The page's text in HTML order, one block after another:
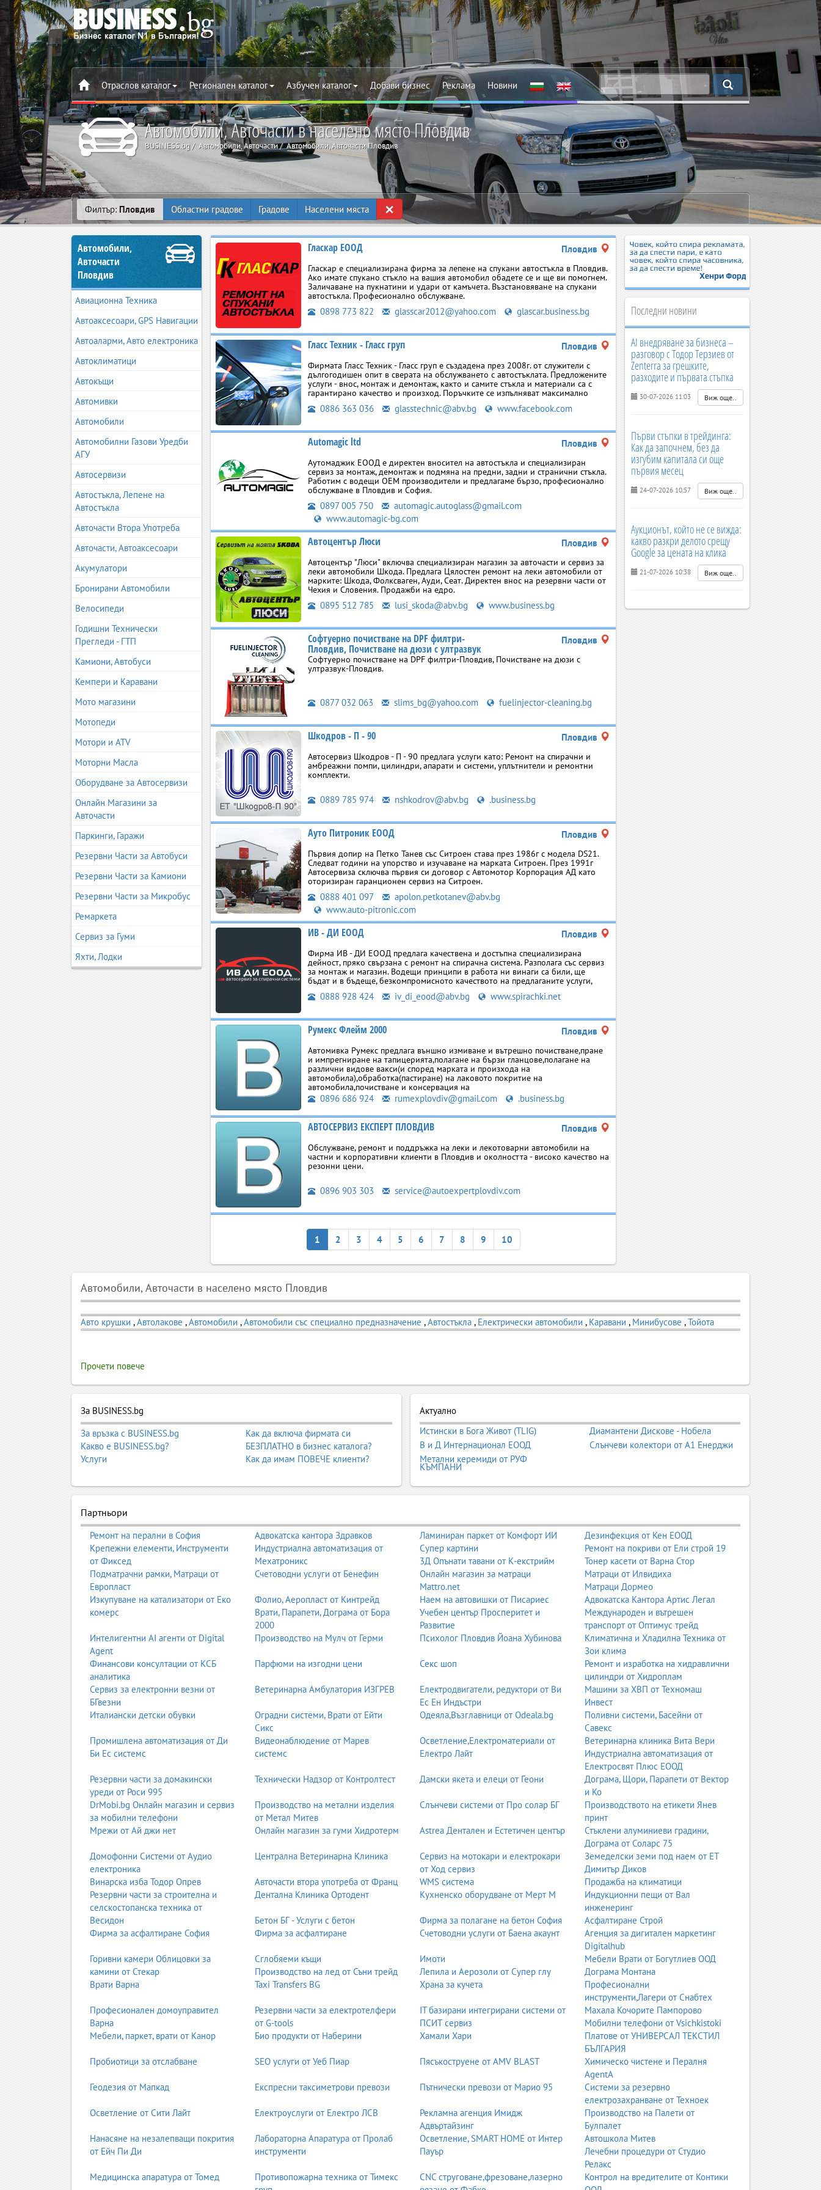
Отраслов каталог Регионален каталог Азбучен каталог Добави бизнес Реклама Новини
Автомобили, Авточасти в населено място Пловдив
BUSINESS.bg Автомобили, Авточасти Автомобили, Авточасти Пловдив
Филтър: Пловдив Областни градове Градове Населени мяста ×
Автомобили,
Авточасти
Пловдив
Авиационна Техника
Автоаксесоари, GPS Навигации
Автоаларми, Авто електроника
Автоклиматици
Автокъщи
Автомивки
Автомобили
Автомобилни Газови Уредби
АГУ
Автосервизи
Автостъкла, Лепене на
Автостъкла
Авточасти Втора Употреба
Авточасти, Автоаксесоари
Акумулатори
Бронирани Автомобили
Велосипеди
Годишни Технически
Прегледи - ГТП
Камиони, Автобуси
Кемпери и Каравани
Мото магазини
Мотопеди
Мотори и ATV
Моторни Масла
Оборудване за Автосервизи
Онлайн Магазини за
Авточасти
Паркинги, Гаражи
Резервни Части за Автобуси
Резервни Части за Камиони
Резервни Части за Микробус
Ремаркета
Сервиз за Гуми
Яхти, Лодки
Гласкар ЕООД Пловдив
Гласкар е специализирана фирма за лепене на спукани автостъкла в Пловдив.
Ако имате спукано стъкло на вашия автомобил обадете се и ще ви помогнем.
Заличаване на пукнатини и удари от камъчета. Възстановяване на спукани
автостъкла. Професионално обслужване.
0898 773 822 glasscar2012@yahoo.com glascar.business.bg
Гласс Техник - Гласс груп Пловдив
Фирмата Гласс Техник - Гласс груп е създадена през 2008г. от служители с
дългогодишен опит в сверата на обслужването с автостъклата. Предложените
услуги - внос, монтаж и демонтаж, както и самите стъкла и материали са с
гарантирано качество и произход. Поръчките се изпълняват максимално
0886 363 036 glasstechnic@abv.bg www.facebook.com
Automagic ltd Пловдив
Аутомаджик ЕООД е директен вносител на автостъкла и специализиран
сервиз за монтаж, демонтаж и подмяна на предни, задни и странични стъкла.
Работим с водещи OEM производители и предлагаме бързо, професионално
обслужване в Пловдив и София.
0897 005 750
automagic.autoglass@gmail.com
www.automagic-bg.com
Автоцентър Люси Пловдив
Автоцентър "Люси" включва специализиран магазин за авточасти и сервиз за
леки автомобили Шкода. Предлага Цялостен ремонт на леки автомобили от
марките: Шкода, Фолксваген, Ауди, Сеат. Директен внос на резервни части от
Чехия и Словения. Продажби на едро.
0895 512 785 lusi_skoda@abv.bg www.business.bg
Софтуерно почистване на DPF филтри-
Пловдив, Почистване на дюзи с ултразвук
Пловдив
Софтуерно почистване на DPF филтри-Пловдив, Почистване на дюзи с
ултразвук-Пловдив.
0877 032 063 slims_bg@yahoo.com fuelinjector-cleaning.bg
Шкодров - П - 90 Пловдив
Автосервиз Шкодров - П - 90 предлага услуги като: Ремонт на спирачни и
амбреажни помпи, цилиндри, апарати и системи, уплътнители и ремонтни
комплекти.
0889 785 974 nshkodrov@abv.bg .business.bg
Ауто Питроник ЕООД Пловдив
Първия допир на Петко Танев със Ситроен става през 1986г с модела DS21.
Следват години на упорство и изучаване на марката Ситроен. През 1991г
Автосервиза сключва първия си договор с Автомотор Корпорация АД като
оторизиран гаранционен сервиз на Ситроен.
0888 401 097
apolon.petkotanev@abv.bg
www.auto-pitronic.com
ИВ - ДИ ЕООД Пловдив
Фирма ИВ - ДИ ЕООД предлага качествена и достъпна специализирана
дейност, пряко свързана с ремонт на спирачна система. Разполага със сервиз
за монтаж и магазин. Водещи принципи в работа ни винаги са били, ще
бъдат и в бъдеще, безкомпромисното качеството на предлаганите услуги,
0888 928 424 iv_di_eood@abv.bg www.spirachki.net
Румекс Флейм 2000 Пловдив
Автомивка Румекс предлага външно измиване и вътрешно почистване,пране
и импрегниране на тапицерията,полагане на бързи гланцове,полагане на
различни видове вакси(и според марката и произхода на
автомобила),обработка(пастиране) на лаковото покритие на
автомобила,почистване и консервация на
0896 686 924 rumexplovdiv@gmail.com .business.bg
АВТОСЕРВИЗ ЕКСПЕРТ ПЛОВДИВ Пловдив
Обслужване, ремонт и поддръжка на леки и лекотоварни автомобили на
частни и корпоративни клиенти в Пловдив и околността - високо качество на
резонни цени.
0896 903 303 service@autoexpertplovdiv.com
1 2 3 4 5 6 7 8 9 10
Последни новини
AI внедряване за бизнеса –
разговор с Тодор Терзиев от
Zenterra за грешките,
разходите и първата стъпка
30-07-2026 11:03 Виж още..
Първи стъпки в трейдинга:
Как да започнем, без да
изгубим капитала си още
първия месец
24-07-2026 10:57 Виж още..
Аукционът, който не се вижда:
какво разкри делото срещу
Google за цената на клика
21-07-2026 10:38 Виж още..
Автомобили, Авточасти в населено място Пловдив
Авто крушки ,Автолакове ,Автомобили ,Автомобили със специално предназначение ,Автостъкла , Електрически автомобили , Каравани , Минибусове ,Тойота
Прочети повече
За BUSINESS.bg
За връзка с BUSINESS.bg
Какво е BUSINESS.bg?
Услуги
Как да включа фирмата си
БЕЗПЛАТНО в бизнес каталога?
Как да имам ПОВЕЧЕ клиенти?
Актуално
Истински в Бога Живот (TLIG)
Диамантени Дискове - Нобела
В и Д Интернационал ЕООД
Слънчеви колектори от А1 Енерджи
Метални керемиди от РУФ
КЪМПАНИ
Партньори
Ремонт на перални в София Адвокатска кантора Здравков Ламиниран паркет от Комфорт ИИ
Дезинфекция от Кен ЕООД
Крепежни елементи, Инструменти
от Фиксед
Индустриална автоматизация от
Мехатроникс
Супер картини
Ремонт на покриви от Ели строй 19
3Д Опънати тавани от К-екстрийм
Тонер касети от Варна Стор
Подматрачни рамки, Матраци от
Европласт
Счетоводни услуги от Бенефин
Онлайн магазин за матраци
Mattro.net
Матраци от Илвидиха
Матраци Дормео
Изкупуване на катализатори от Еко
комерс
Фолио, Аеропласт от Кинтрейд Наем на автовишки от Писариес
Адвокатска Кантора Артис Легал
Врати, Парапети, Дограма от Бора
2000
Учебен център Просперитет и
Развитие
Международен и вътрешен
транспорт от Оптимус трейд
Интелигентни AI агенти от Digital
Agent
Производство на Мулч от Герми Психолог Пловдив Йоана Хубинова
Климатична и Хладилна Техника от
Зои клима
Финансови консултации от КСБ
аналитика
Парфюми на изгодни цени Секс шоп
Ремонт и изработка на хидравлични
цилиндри от Хидроплам
Сервиз за електронни везни от
БГвезни
Ветеринарна Амбулатория ИЗГРЕВ
Електродвигатели, редуктори от Ви
Ес Ен Индъстри
Машини за ХВП от Техномаш
Инвест
Италиански детски обувки
Оградни системи, Врати от Ейти
Сикс
Одеяла,Възглавници от Odeala.bg
Поливни системи, Басейни от
Савекс
Промишлена автоматизация от Ди
Би Ес системс
Видеонаблюдение от Марев
системс
Осветление,Електроматериали от
Електро Лайт
Ветеринарна клиника Вита Вери
Индустриална автоматизация от
Електросвят Плюс ЕООД
Резервни части за домакински
уреди от Роси 995
Технически Надзор от Контролтест Дамски якета и елеци от Геони
Дограма, Щори, Парапети от Вектор
и Ко
DrMobi.bg Онлайн магазин и сервиз
за мобилни телефони
Производство на метални изделия
от Метал Митев
Слънчеви системи от Про солар БГ
Производството на етикети Янев
принт
Мрежи от Ай джи нет
Онлайн магазин за гуми Хидротерм Astrea Дентален и Естетичен център
Стъклени алуминиеви градини,
Дограма от Соларс 75
Домофонни Системи от Аудио
електроника
Централна Ветеринарна Клиника
Сервиз на мотокари и електрокари
от Ход сервиз
Земеделски земи под наем от ЕТ
Димитър Диков
Винарска изба Тодор Опрев
Авточасти втора употреба от Франц WMS система
Продажба на климатици
Резервни части за строителна и
селскостопанска техника от
Весидон
Дентална Клиника Ортодент Кухненско оборудване от Мерт М
Индукционни пещи от Вал
инженеринг
Бетон БГ - Услуги с бетон
Фирма за полагане на бетон София
Асфалтиране Строй
Фирма за асфалтиране София
Фирма за асфалтиране Счетоводни услуги от Баена акаунт
Агенция за дигитален маркетинг
Digitalhub
Горивни камери Облицовки за
камини от Стекар
Сглобяеми къщи Имоти
Мебели Врати от Богутлиев ООД
Производство на лед от Съни трейд
Лепила и Аерозоли от Супер глу
Дограма Монтана
Врати Варна
Taxi Transfers BG Храна за кучета
Професионални
инструменти,Лагери от Снабтех
Професионален домоуправител
Варна
Резервни части за електротелфери
от G-tools
IT базирани интегрирани системи от
ПСИТ сервиз
Махала Кочорите Пампорово
Мобилни телефони от Vsichkistoki
Мебели, паркет, врати от Канор
Био продукти от Наберини Хамали Хари
Платове от УНИВЕРСАЛ ТЕКСТИЛ
БЪЛГАРИЯ
Пробиотици за отслабване
SEO услуги от Уеб Пиар Пясъкоструене от AMV BLAST
Химическо чистене и Пералня
AgentA
Геодезия от Мапкад
Експресни таксиметрови превози Пътнически превози от Марио 95
Системи за резервно
електрозахранване от Техноек
Осветление от Сити Лайт
Електроуслуги от Електро ЛСВ
Рекламна агенция Имидж
Адвъртайзинг
Производство на Палети от
Булпалет
Нанасяне на незалепващи покрития
от Ейч Пи Ди
Лабораторна Апаратура от Пролаб
инструменти
Осветление, SMART HOME от Интер
Пауър
Автошкола Митев
Лечебни процедури от Студио
Релакс
Медицинска апаратура от Томед
Противопожарна техника от Тимекс
CNC струговане,фрезоване,лазерно
Контрол на вредителите от Контики